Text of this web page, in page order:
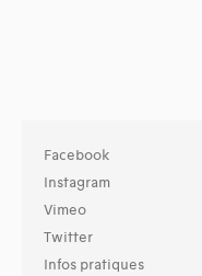
Facebook
Instagram
Vimeo
Twitter
Infos pratiques